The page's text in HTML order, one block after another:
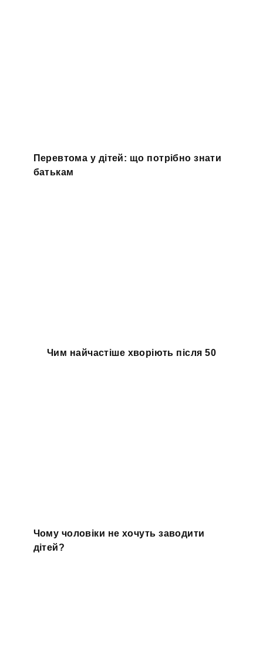
Перевтома у дітей: що потрібно знати
батькам
Чим найчастіше хворіють після 50
Чому чоловіки не хочуть заводити
дітей?